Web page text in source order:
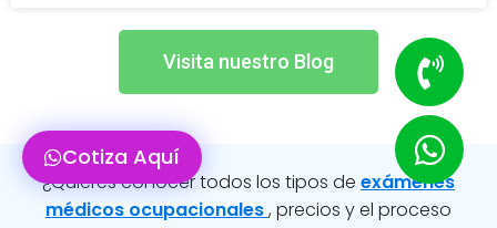
Visita nuestro Blog
¿Quieres conocer todos los tipos de exámenes
médicos ocupacionales, precios y el proceso
Cotiza Aquí